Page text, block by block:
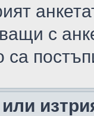
с
са